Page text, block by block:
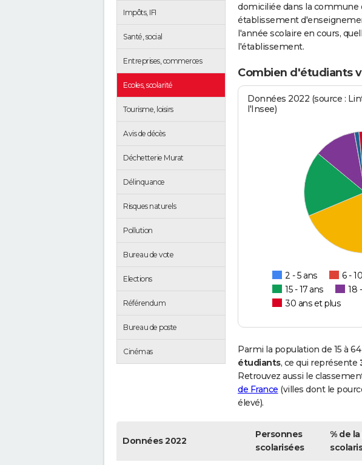
Impôts, IFI
Santé, social
Entreprises, commerces
Ecoles, scolarité
Tourisme, loisirs
Avis de décès
Déchetterie Murat
Délinquance
Risques naturels
Pollution
Bureau de vote
Elections
Référendum
Bureau de poste
Cinémas
domiciliée dans la commune
établissement
l'année scolaire en cours,
l'établissement.
Combien d'étudiants
Données 2022 (source :
l'Insee)
2 - 5 ans 6 -
15 - 17 ans
18
30 ans et plus
Parmi la population de 15 à
étudiants, ce qui représente
Retrouvez aussi le
de France (villes dont le
élevé).
Données 2022
Personnes
scolarisées
% de